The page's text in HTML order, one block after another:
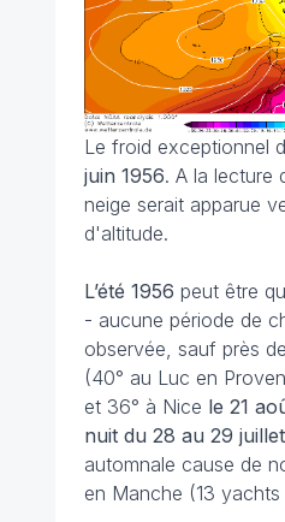
Le froid exceptionnel
juin 1956. A la lecture
neige serait apparue
d'altitude.
L’été 1956 peut être
- aucune période de
observée, sauf près
(40° au Luc en
et 36° à Nice le 21
nuit du 28 au 29 juillet
automnale cause de
en Manche (13